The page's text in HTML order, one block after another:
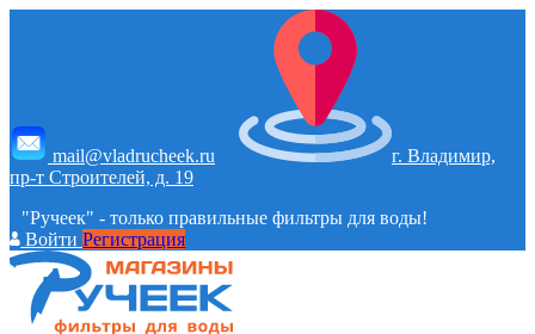
mail@vladrucheek.ru
г. Владимир,
пр-т Строителей, д. 19
"Ручеек" - только правильные фильтры для воды!
ВойтиРегистрация